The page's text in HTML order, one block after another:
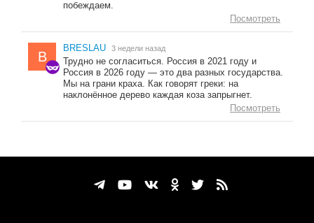
побеждаем.
Посмотреть
B
BRESLAU 3 недели назад
Трудно не согласиться. Россия в 2021 году и
Россия в 2026 году — это два разных государства.
Мы на грани краха. Как говорят греки: на
наклонённое дерево каждая коза запрыгнет.
Посмотреть